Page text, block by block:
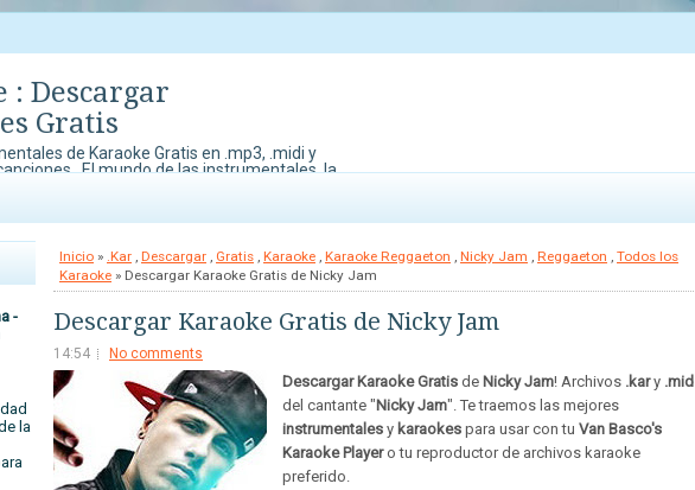
: Descargar
Gratis
de Karaoke Gratis en .mp3, .midi y
. El mundo de las instrumentales, la
que no te puedes perder para demostrar
-
la
Inicio » .Kar , Descargar , Gratis , Karaoke , Karaoke Reggaeton , Nicky Jam , Reggaeton , Todos los
Karaoke » Descargar Karaoke Gratis de Nicky Jam
Descargar Karaoke Gratis de Nicky Jam
14:54 No comments
Descargar Karaoke Gratis de Nicky Jam! Archivos .kary .mid
del cantante "Nicky Jam". Te traemos las mejores
instrumentales y karaokes para usar con tu Van Basco's
Karaoke Playero tu reproductor de archivos karaoke
preferido.